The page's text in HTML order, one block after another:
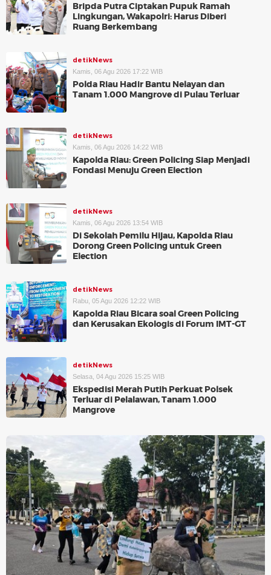
Bripda Putra Ciptakan Pupuk Ramah
Lingkungan, Wakapolri: Harus Diberi
Ruang Berkembang
detikNews
Kamis, 06 Agu 2026 17:22 WIB
Polda Riau Hadir Bantu Nelayan dan
Tanam 1.000 Mangrove di Pulau Terluar
detikNews
Kamis, 06 Agu 2026 14:22 WIB
Kapolda Riau: Green Policing Siap Menjadi
Fondasi Menuju Green Election
detikNews
Kamis, 06 Agu 2026 13:54 WIB
Di Sekolah Pemilu Hijau, Kapolda Riau
Dorong Green Policing untuk Green
Election
detikNews
Rabu, 05 Agu 2026 12:22 WIB
Kapolda Riau Bicara soal Green Policing
dan Kerusakan Ekologis di Forum IMT-GT
detikNews
Selasa, 04 Agu 2026 15:25 WIB
Ekspedisi Merah Putih Perkuat Polsek
Terluar di Pelalawan, Tanam 1.000
Mangrove